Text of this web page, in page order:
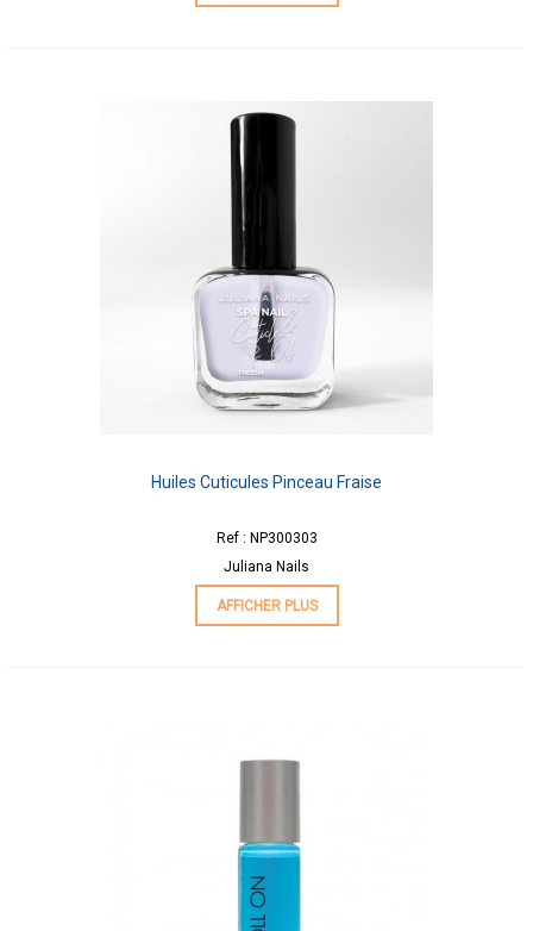
Huiles Cuticules Pinceau Fraise
Ref : NP300303
Juliana Nails
AFFICHER PLUS